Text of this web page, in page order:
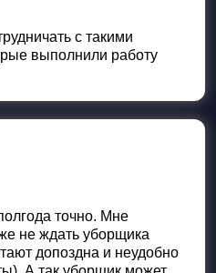
с такими
выполнили работу
точно. Мне
не ждать уборщика
допоздна и неудобно